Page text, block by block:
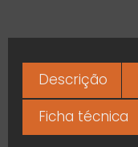
Descrição
Ficha técnica